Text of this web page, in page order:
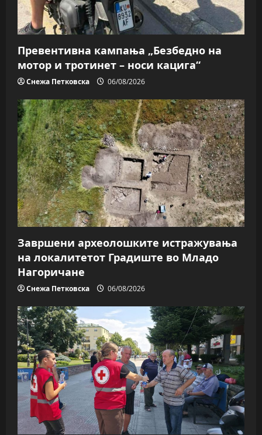
Превентивна кампања „Безбедно на
мотор и тротинет – носи кацига“
Снежа Петковска 06/08/2026
Завршени археолошките истражувања
на локалитетот Градиште во Младо
Нагоричане
Снежа Петковска 06/08/2026